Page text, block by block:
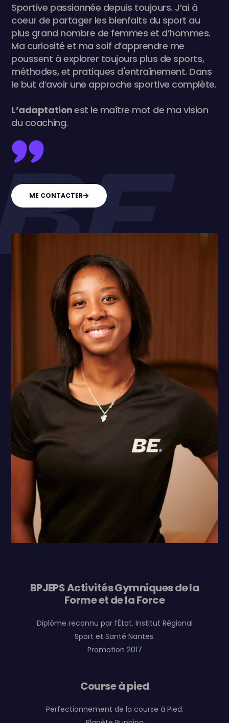
Sportive passionnée depuis toujours. J’ai à
coeur de partager les bienfaits du sport au
plus grand nombre de femmes et d’hommes.
Ma curiosité et ma soif d’apprendre me
poussent à explorer toujours plus de sports,
méthodes, et pratiques d'entraînement. Dans
le but d’avoir une approche sportive complète.
L’adaptationest le maître mot de ma vision
du coaching.
ME CONTACTER
BPJEPS Activités Gymniques de la
Forme et de la Force
Diplôme reconnu par l’État. Institut Régional
Sport et Santé Nantes.
Promotion 2017
Course à pied
Perfectionnement de la course à Pied.